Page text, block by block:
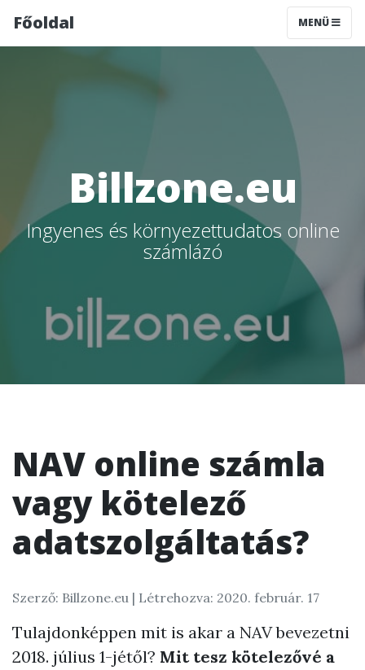
Főoldal MENÜ
Billzone.eu
Ingyenes és környezettudatos online
számlázó
NAV online számla
vagy kötelező
adatszolgáltatás?
Szerző: Billzone.eu | Létrehozva: 2020. február. 17
Tulajdonképpen mit is akar a NAV bevezetni
2018. július 1-jétől? Mit tesz kötelezővé a